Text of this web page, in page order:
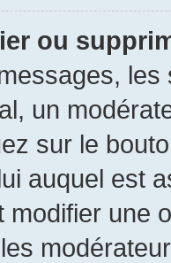
ou
un
sur le
auquel est
modifier une